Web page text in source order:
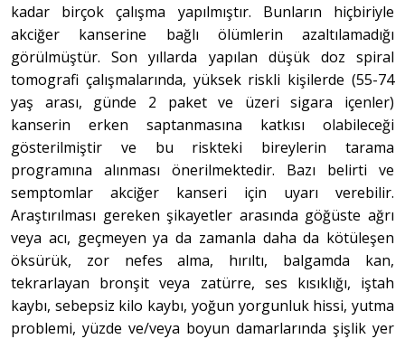
kadar birçok çalışma yapılmıştır. Bunların hiçbiriyle
akciğer kanserine bağlı ölümlerin azaltılamadığı
görülmüştür. Son yıllarda yapılan düşük doz spiral
tomografi çalışmalarında, yüksek riskli kişilerde (55-74
yaş arası, günde 2 paket ve üzeri sigara içenler)
kanserin erken saptanmasına katkısı olabileceği
gösterilmiştir ve bu riskteki bireylerin tarama
programına alınması önerilmektedir. Bazı belirti ve
semptomlar akciğer kanseri için uyarı verebilir.
Araştırılması gereken şikayetler arasında göğüste ağrı
veya acı, geçmeyen ya da zamanla daha da kötüleşen
öksürük, zor nefes alma, hırıltı, balgamda kan,
tekrarlayan bronşit veya zatürre, ses kısıklığı, iştah
kaybı, sebepsiz kilo kaybı, yoğun yorgunluk hissi, yutma
problemi, yüzde ve/veya boyun damarlarında şişlik yer